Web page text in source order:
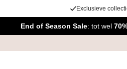
Exclusieve
End of Season Sale: tot wel